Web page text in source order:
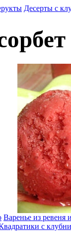
Десерты с
Варенье из ревеня
с